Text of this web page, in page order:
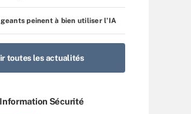
peinent à bien utiliser l’IA
toutes les actualités
Sécurité